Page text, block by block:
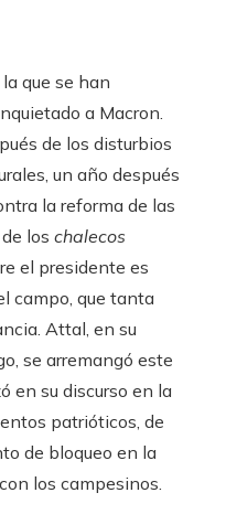
que se han
a Macron.
de los disturbios
un año después
la reforma de las
los chalecos
el presidente es
campo, que tanta
Attal, en su
se arremangó este
en su discurso en la
patrióticos, de
de bloqueo en la
los campesinos.